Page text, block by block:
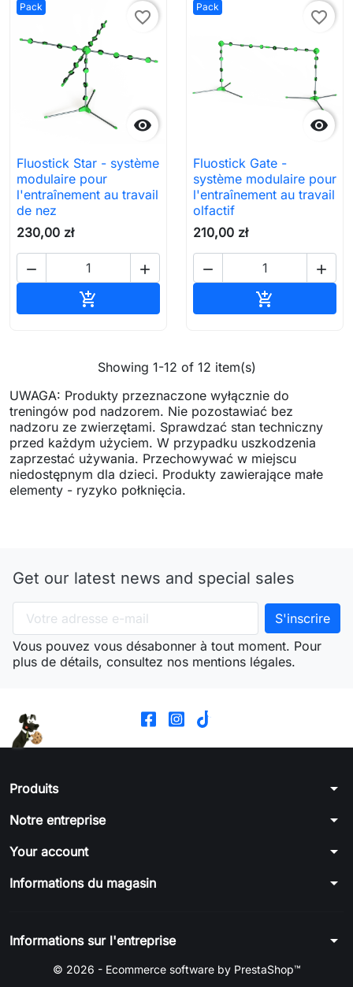
Pack

favorite_border
Fluostick Star - système
modulaire pour
l'entraînement au travail
de nez
230,00 zł
 

Pack

favorite_border
Fluostick Gate -
système modulaire pour
l'entraînement au travail
olfactif
210,00 zł
 

Showing 1-12 of 12 item(s)
UWAGA: Produkty przeznaczone wyłącznie do
treningów pod nadzorem. Nie pozostawiać bez
nadzoru ze zwierzętami. Sprawdzać stan techniczny
przed każdym użyciem. W przypadku uszkodzenia
zaprzestać używania. Przechowywać w miejscu
niedostępnym dla dzieci. Produkty zawierające małe
elementy - ryzyko połknięcia.
Get our latest news and special sales
Vous pouvez vous désabonner à tout moment. Pour
plus de détails, consultez nos mentions légales.
Produits arrow_drop_down
Notre entreprise arrow_drop_down
Your account arrow_drop_down
Informations du magasin arrow_drop_down
Informations sur l'entreprise arrow_drop_down
© 2026 - Ecommerce software by PrestaShop™